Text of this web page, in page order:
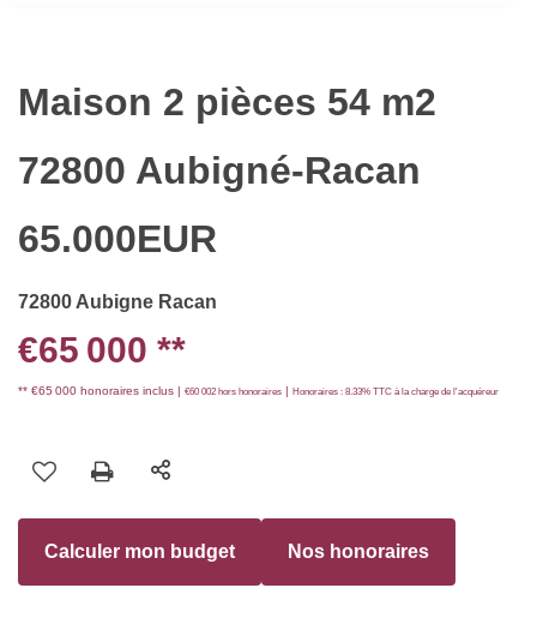
Maison 2 pièces 54 m2
72800 Aubigné-Racan
65.000EUR
72800 Aubigne Racan
€65 000 **
** €65 000 honoraires inclus | €60 002 hors honoraires | Honoraires : 8.33% TTC à la charge de l'acquéreur
Calculer mon budget Nos honoraires